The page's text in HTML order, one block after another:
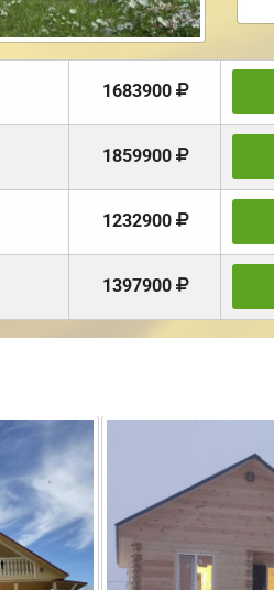
1683900
1859900
1232900
1397900